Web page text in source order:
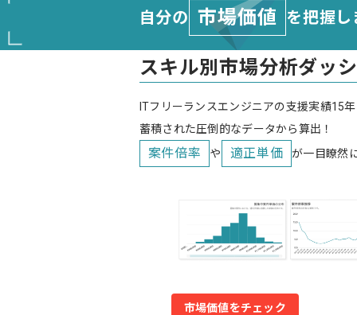
自分の 市場価値 を把握
スキル別市場分析ダッ
ITフリーランスエンジニアの支援実績15
蓄積された圧倒的なデータから算出！
案件倍率 や 適正単価 が一目瞭然
市場価値をチェック